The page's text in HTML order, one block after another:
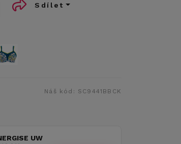
Sdílet
Náš kód: SC9441BBCK
UW